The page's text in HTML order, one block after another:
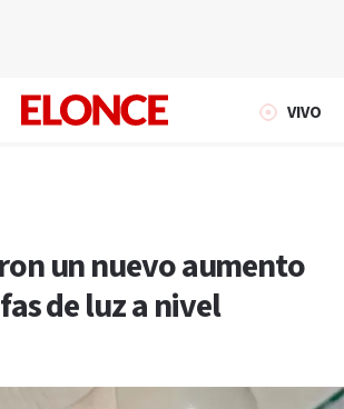
VIVO
un nuevo aumento
de luz a nivel